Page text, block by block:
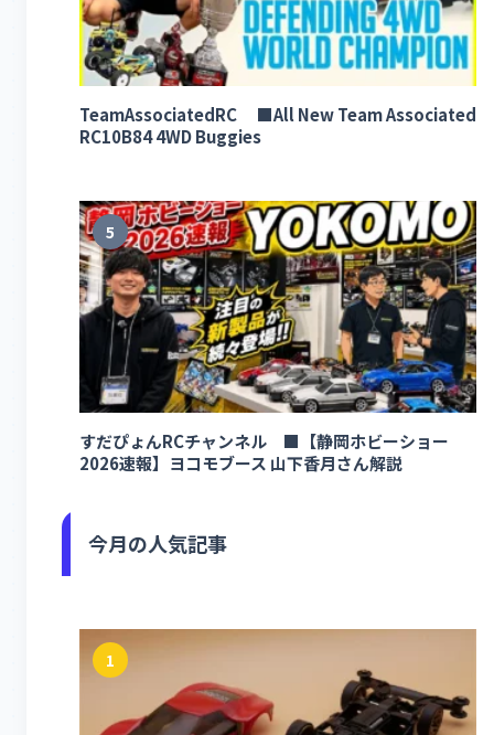
TeamAssociatedRC ■All New Team Associated
RC10B84 4WD Buggies
5
すだぴょんRCチャンネル ■【静岡ホビーショー
2026速報】ヨコモブース 山下香月さん解説
今月の人気記事
1